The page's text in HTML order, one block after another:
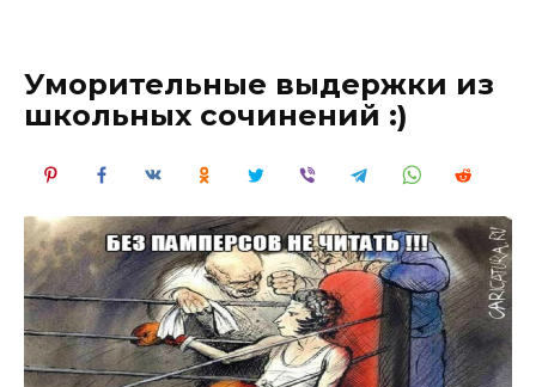
Уморительные выдержки из
школьных сочинений :)